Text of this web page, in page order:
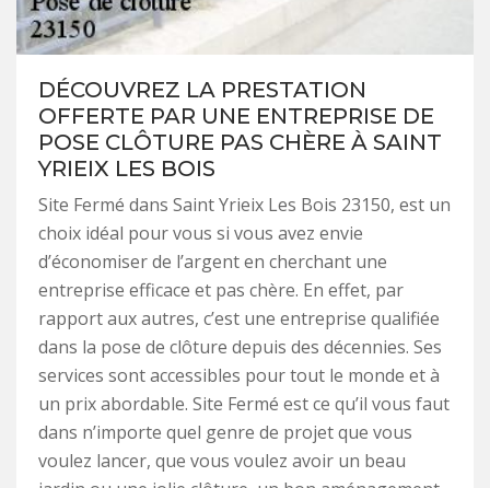
DÉCOUVREZ LA PRESTATION
OFFERTE PAR UNE ENTREPRISE DE
POSE CLÔTURE PAS CHÈRE À SAINT
YRIEIX LES BOIS
Site Fermé dans Saint Yrieix Les Bois 23150, est un
choix idéal pour vous si vous avez envie
d’économiser de l’argent en cherchant une
entreprise efficace et pas chère. En effet, par
rapport aux autres, c’est une entreprise qualifiée
dans la pose de clôture depuis des décennies. Ses
services sont accessibles pour tout le monde et à
un prix abordable. Site Fermé est ce qu’il vous faut
dans n’importe quel genre de projet que vous
voulez lancer, que vous voulez avoir un beau